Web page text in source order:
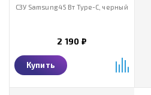
СЗУ Samsung 45 Вт Type-C, черный
2 190 ₽
Купить